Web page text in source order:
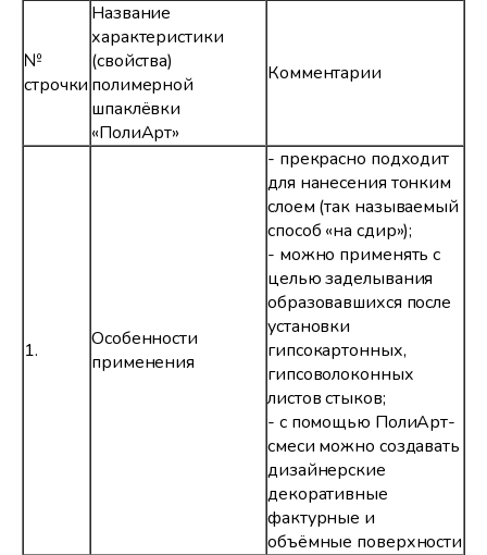
№
строчки
Название
характеристики
(свойства)
полимерной
шпаклёвки
«ПолиАрт»
Комментарии
1.
Особенности
применения
- прекрасно подходит
для нанесения тонким
слоем (так называемый
способ «на сдир»);
- можно применять с
целью заделывания
образовавшихся после
установки
гипсокартонных,
гипсоволоконных
листов стыков;
- с помощью ПолиАрт-
смеси можно создавать
дизайнерские
декоративные
фактурные и
объёмные поверхности